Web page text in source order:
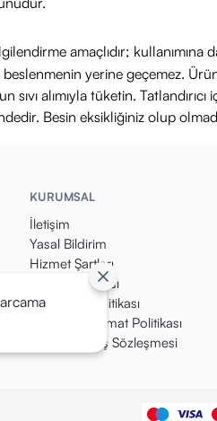
amaçlıdır;
yerine geçemez.
sıvı alımıyla tüketin.
Besin eksikliğiniz olup
KURUMSAL
İletişim
Yasal Bildirim
Hizmet Şartları
Gizlilik Politikası
Para İade Politikası
Kargo & Teslimat Politikası
Mesafeli Satış Sözleşmesi